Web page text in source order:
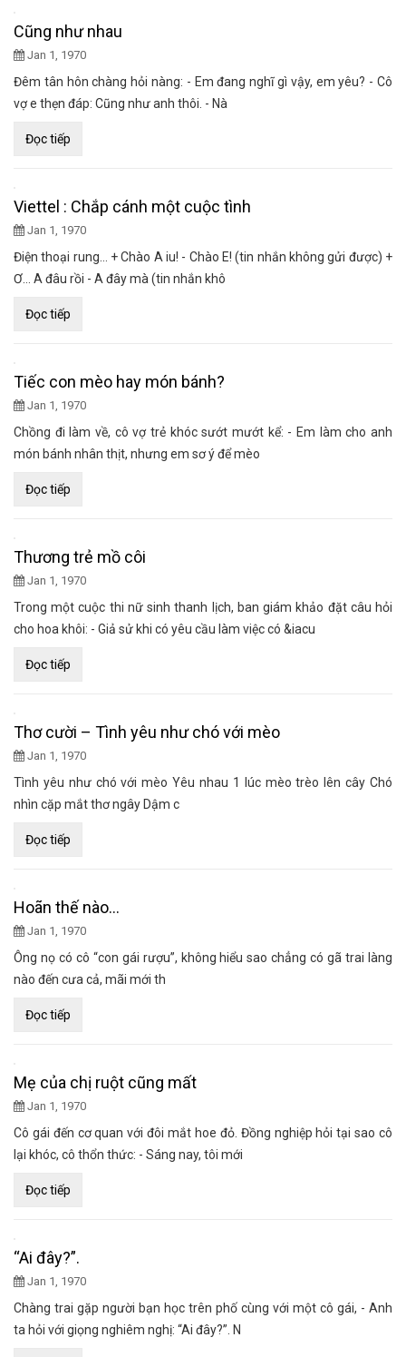
Cũng như nhau
Jan 1, 1970
Đêm tân hôn chàng hỏi nàng: - Em đang nghĩ gì vậy, em yêu? - Cô
vợ e thẹn đáp: Cũng như anh thôi. - Nà
Đọc tiếp
Viettel : Chắp cánh một cuộc tình
Jan 1, 1970
Điện thoại rung… + Chào A iu! - Chào E! (tin nhắn không gửi được) +
Ơ… A đâu rồi - A đây mà (tin nhắn khô
Đọc tiếp
Tiếc con mèo hay món bánh?
Jan 1, 1970
Chồng đi làm về, cô vợ trẻ khóc sướt mướt kể: - Em làm cho anh
món bánh nhân thịt, nhưng em sơ ý để mèo
Đọc tiếp
Thương trẻ mồ côi
Jan 1, 1970
Trong một cuộc thi nữ sinh thanh lịch, ban giám khảo đặt câu hỏi
cho hoa khôi: - Giả sử khi có yêu cầu làm việc có &iacu
Đọc tiếp
Thơ cười – Tình yêu như chó với mèo
Jan 1, 1970
Tình yêu như chó với mèo Yêu nhau 1 lúc mèo trèo lên cây Chó
nhìn cặp mắt thơ ngây Dậm c
Đọc tiếp
Hoãn thế nào…
Jan 1, 1970
Ông nọ có cô “con gái rượu”, không hiểu sao chẳng có gã trai làng
nào đến cưa cả, mãi mới th
Đọc tiếp
Mẹ của chị ruột cũng mất
Jan 1, 1970
Cô gái đến cơ quan với đôi mắt hoe đỏ. Đồng nghiệp hỏi tại sao cô
lại khóc, cô thổn thức: - Sáng nay, tôi mới
Đọc tiếp
“Ai đây?”.
Jan 1, 1970
Chàng trai gặp người bạn học trên phố cùng với một cô gái, - Anh
ta hỏi với giọng nghiêm nghị: “Ai đây?”. N